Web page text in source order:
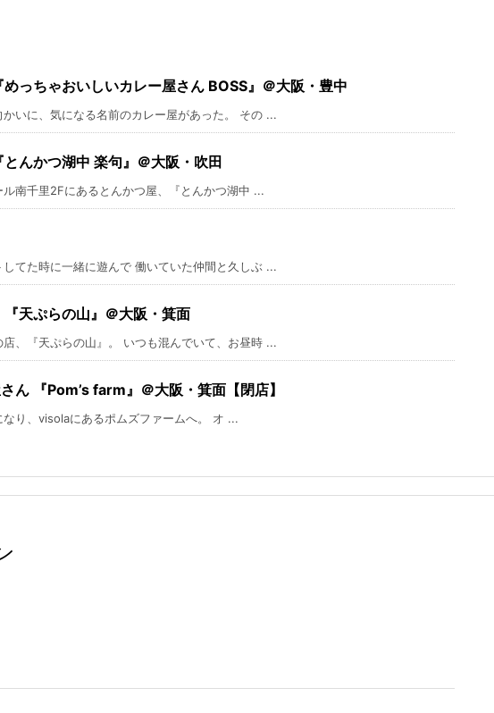
っちゃおいしいカレー屋さん BOSS』＠大阪・豊中
いに、気になる名前のカレー屋があった。 その ...
んかつ湖中 楽句』＠大阪・吹田
南千里2Fにあるとんかつ屋、『とんかつ湖中 ...
てた時に一緒に遊んで 働いていた仲間と久しぶ ...
天ぷらの山』＠大阪・箕面
、『天ぷらの山』。 いつも混んでいて、お昼時 ...
『Pom’s farm』＠大阪・箕面【閉店】
り、visolaにあるポムズファームへ。 オ ...